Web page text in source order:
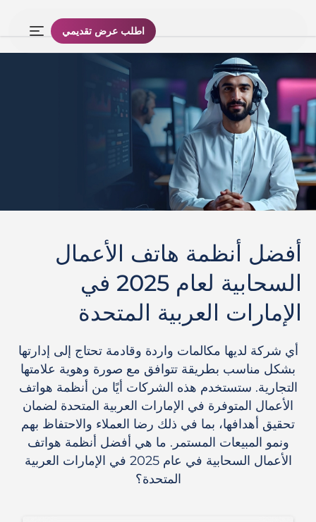
اطلب عرض تقديمي
أفضل أنظمة هاتف الأعمال
السحابية لعام 2025 في
الإمارات العربية المتحدة
أي شركة لديها مكالمات واردة وقادمة تحتاج إلى إدارتها
بشكل مناسب بطريقة تتوافق مع صورة وهوية علامتها
التجارية. ستستخدم هذه الشركات أيًا من أنظمة هواتف
الأعمال المتوفرة في الإمارات العربية المتحدة لضمان
تحقيق أهدافها، بما في ذلك رضا العملاء والاحتفاظ بهم
ونمو المبيعات المستمر. ما هي أفضل أنظمة هواتف
الأعمال السحابية في عام 2025 في الإمارات العربية
المتحدة؟